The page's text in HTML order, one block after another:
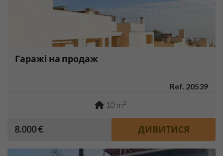
Гаражі на продаж
Ref. 20539
10 m2
8.000 € ДИВИТИСЯ